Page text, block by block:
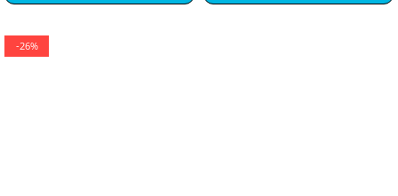
-26%